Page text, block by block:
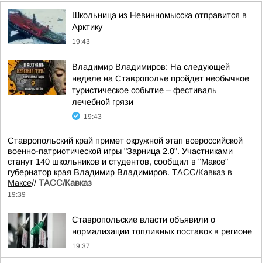
Школьница из Невинномысска отправится в
Арктику
19:43
Владимир Владимиров: На следующей
неделе на Ставрополье пройдет необычное
туристическое событие – фестиваль
лечебной грязи
19:43
Ставропольский край примет окружной этап всероссийской
военно-патриотической игры "Зарница 2.0". Участниками
станут 140 школьников и студентов, сообщил в "Максе"
губернатор края Владимир Владимиров. ТАСС/Кавказ в
Максе// ТАСС/Кавказ
19:39
Ставропольские власти объявили о
нормализации топливных поставок в регионе
19:37